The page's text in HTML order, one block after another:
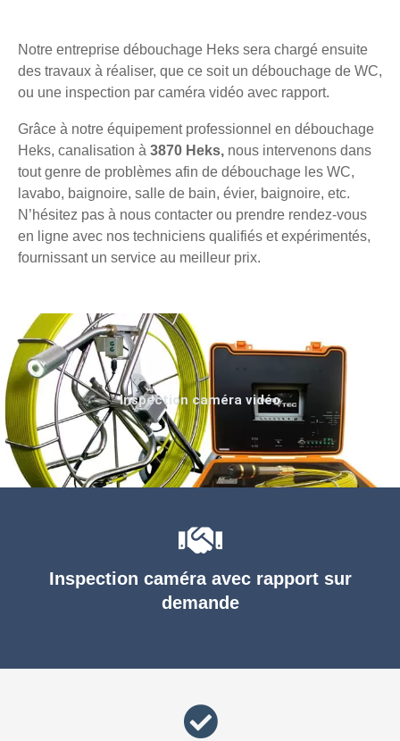
Notre entreprise débouchage Heks sera chargé ensuite
des travaux à réaliser, que ce soit un débouchage de WC,
ou une inspection par caméra vidéo avec rapport.
Grâce à notre équipement professionnel en débouchage
Heks, canalisation à 3870 Heks, nous intervenons dans
tout genre de problèmes afin de débouchage les WC,
lavabo, baignoire, salle de bain, évier, baignoire, etc.
N’hésitez pas à nous contacter ou prendre rendez-vous
en ligne avec nos techniciens qualifiés et expérimentés,
fournissant un service au meilleur prix.
Inspection caméra avec rapport sur
demande
Inspection caméra vidéo